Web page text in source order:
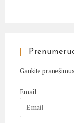
Gaukite
Email